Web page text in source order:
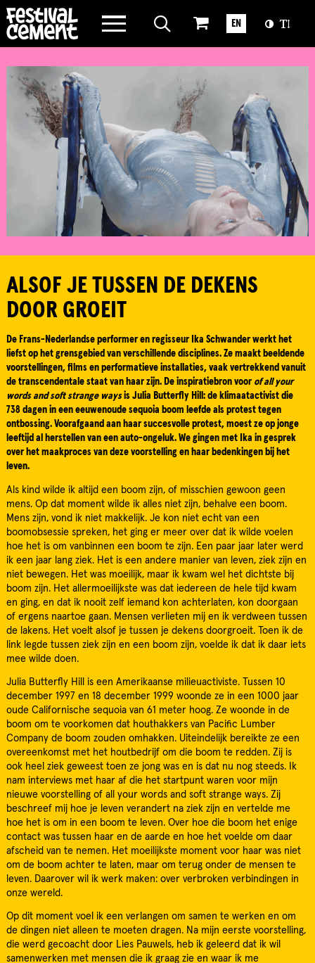
WAT WE DOEN
OVER CEMENT
EN
ALSOF JE TUSSEN DE DEKENS
DOOR GROEIT
De Frans-Nederlandse performer en regisseur Ika Schwander werkt het
liefst op het grensgebied van verschillende disciplines. Ze maakt beeldende
voorstellingen, films en performatieve installaties, vaak vertrekkend vanuit
de transcendentale staat van haar zijn. De inspiratiebron voor of all your
words and soft strange waysis Julia Butterfly Hill: de klimaatactivist die
738 dagen in een eeuwenoude sequoia boom leefde als protest tegen
ontbossing. Voorafgaand aan haar succesvolle protest, moest ze op jonge
leeftijd al herstellen van een auto-ongeluk. We gingen met Ika in gesprek
over het maakproces van deze voorstelling en haar bedenkingen bij het
leven.
Als kind wilde ik altijd een boom zijn, of misschien gewoon geen
mens. Op dat moment wilde ik alles niet zijn, behalve een boom.
Mens zijn, vond ik niet makkelijk. Je kon niet echt van een
boomobsessie spreken, het ging er meer over dat ik wilde voelen
hoe het is om vanbinnen een boom te zijn. Een paar jaar later werd
ik een jaar lang ziek. Het is een andere manier van leven, ziek zijn en
niet bewegen. Het was moeilijk, maar ik kwam wel het dichtste bij
boom zijn. Het allermoeilijkste was dat iedereen de hele tijd kwam
en ging, en dat ik nooit zelf iemand kon achterlaten, kon doorgaan
of ergens naartoe gaan. Mensen verlieten mij en ik verdween tussen
de lakens. Het voelt alsof je tussen je dekens doorgroeit. Toen ik de
link legde tussen ziek zijn en een boom zijn, voelde ik dat ik daar iets
mee wilde doen.
Julia Butterfly Hill is een Amerikaanse milieuactiviste. Tussen 10
december 1997 en 18 december 1999 woonde ze in een 1000 jaar
oude Californische sequoia van 61 meter hoog. Ze woonde in de
boom om te voorkomen dat houthakkers van Pacific Lumber
Company de boom zouden omhakken. Uiteindelijk bereikte ze een
overeenkomst met het houtbedrijf om die boom te redden. Zij is
ook heel ziek geweest toen ze jong was en is dat nu nog steeds. Ik
nam interviews met haar af die het startpunt waren voor mijn
nieuwe voorstelling of all your words and soft strange ways. Zij
beschreef mij hoe je leven verandert na ziek zijn en vertelde me
hoe het is om in een boom te leven. Over hoe die boom het enige
contact was tussen haar en de aarde en hoe het voelde om daar
afscheid van te nemen. Het moeilijkste moment voor haar was niet
om de boom achter te laten, maar om terug onder de mensen te
leven. Daarover wil ik werk maken: over verbroken verbindingen in
onze wereld.
Op dit moment voel ik een verlangen om samen te werken en om
de dingen niet alleen te moeten dragen. Na mijn eerste voorstelling,
die werd gecoacht door Lies Pauwels, heb ik geleerd dat ik wil
samenwerken met mensen die ik graag zie en waar ik me